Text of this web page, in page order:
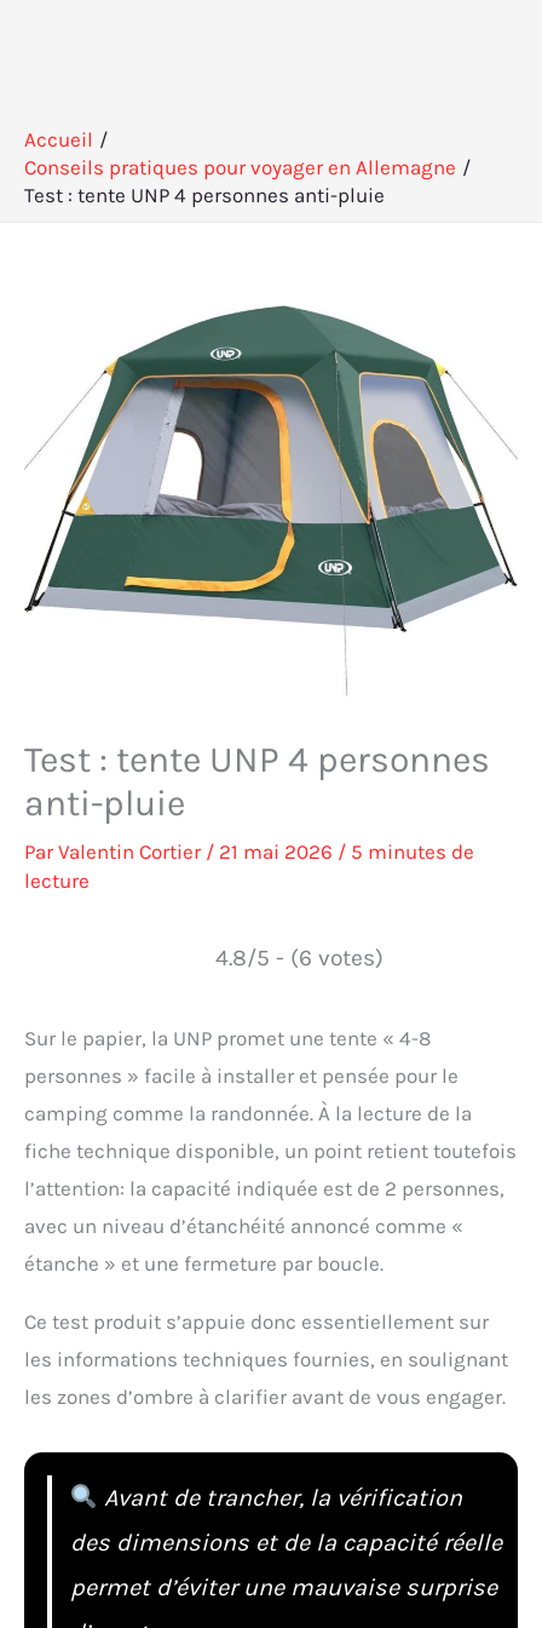
Accueil
Conseils pratiques pour voyager en Allemagne
Test : tente UNP 4 personnes anti-pluie
Test : tente UNP 4 personnes
anti-pluie
ParValentin Cortier / 21 mai 2026 / 5 minutes de
lecture
4.8/5 - (6 votes)
Sur le papier, la UNP promet une tente « 4-8
personnes » facile à installer et pensée pour le
camping comme la randonnée. À la lecture de la
fiche technique disponible, un point retient toutefois
l’attention: la capacité indiquée est de 2 personnes,
avec un niveau d’étanchéité annoncé comme «
étanche » et une fermeture par boucle.
Ce test produit s’appuie donc essentiellement sur
les informations techniques fournies, en soulignant
les zones d’ombre à clarifier avant de vous engager.
Avant de trancher, la vérification
des dimensions et de la capacité réelle
permet d’éviter une mauvaise surprise